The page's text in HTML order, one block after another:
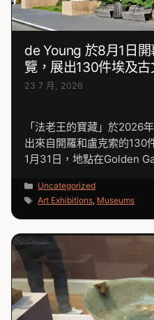
de Young 於8月1日
覽，展出130件埃及古
23 7 月, 2026
「法老王的寶藏」於2026
出來自開羅和盧克索的130
1月31日，地點在Golden
分
類
Uncategorized
標
Art Exhibitions, Museums